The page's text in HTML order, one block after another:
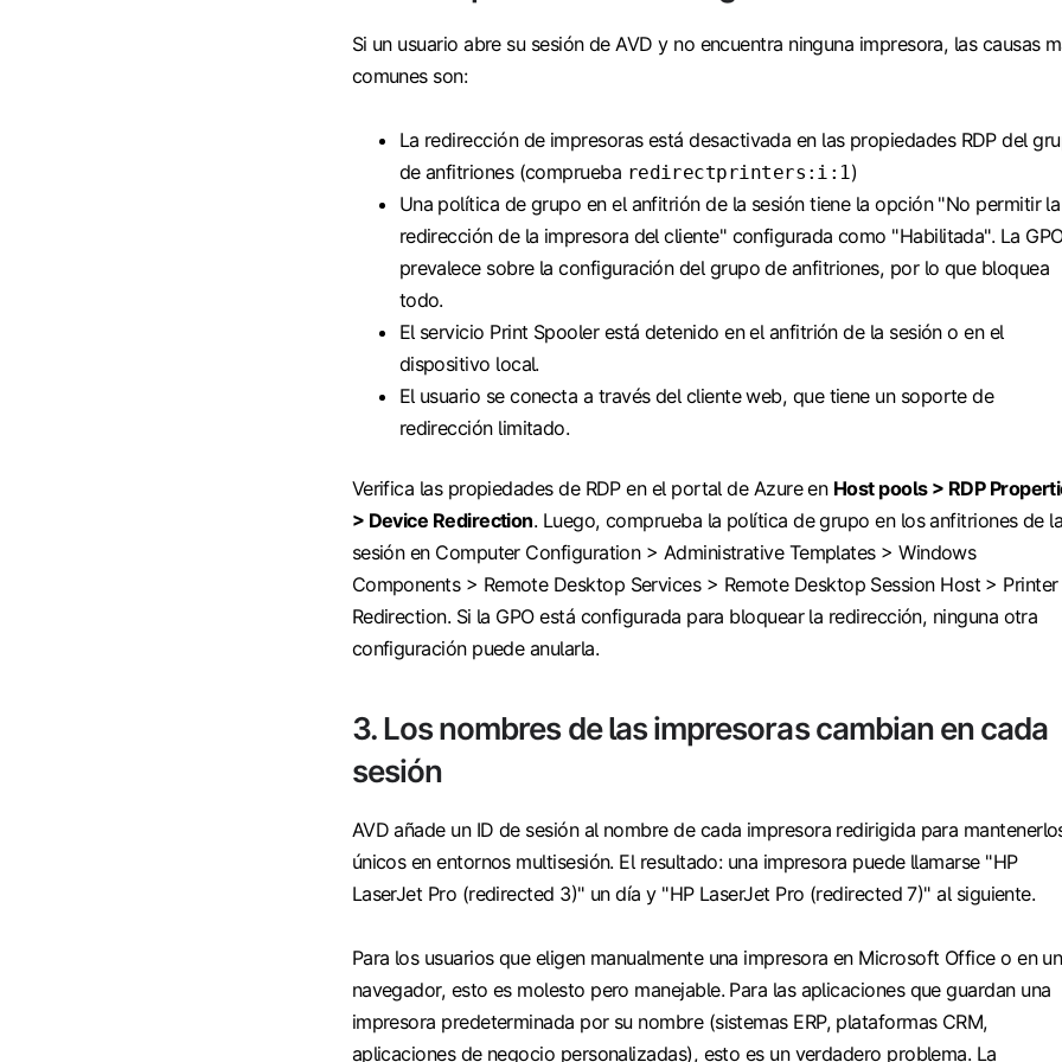
Si un usuario abre su sesión de AVD y no encuentra ninguna impresora, las causas
comunes son:
La redirección de impresoras está desactivada en las propiedades RDP del
de anfitriones (comprueba redirectprinters:i:1 )
Una política de grupo en el anfitrión de la sesión tiene la opción "No permitir la
redirección de la impresora del cliente" configurada como "Habilitada". La
prevalece sobre la configuración del grupo de anfitriones, por lo que bloquea
todo.
El servicio Print Spooler está detenido en el anfitrión de la sesión o en el
dispositivo local.
El usuario se conecta a través del cliente web, que tiene un soporte de
redirección limitado.
Verifica las propiedades de RDP en el portal de Azure en Host pools > RDP
> Device Redirection. Luego, comprueba la política de grupo en los anfitriones de la
sesión en Computer Configuration > Administrative Templates > Windows
Components > Remote Desktop Services > Remote Desktop Session Host > Printer
Redirection. Si la GPO está configurada para bloquear la redirección, ninguna otra
configuración puede anularla.
3.Los nombres de las impresoras cambian en cada
sesión
AVD añade un ID de sesión al nombre de cada impresora redirigida para
únicos en entornos multisesión. El resultado: una impresora puede llamarse "HP
LaserJet Pro (redirected 3)" un día y "HP LaserJet Pro (redirected 7)" al siguiente.
Para los usuarios que eligen manualmente una impresora en Microsoft Office o en un
navegador, esto es molesto pero manejable. Para las aplicaciones que guardan una
impresora predeterminada por su nombre (sistemas ERP, plataformas CRM,
aplicaciones de negocio personalizadas), esto es un verdadero problema. La